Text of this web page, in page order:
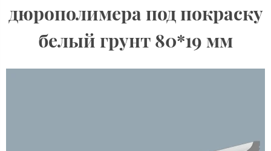
дюрополимера под покраску
белый грунт 80*19 мм